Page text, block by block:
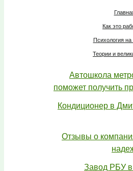
Как это
Психология на
Теории и
Автошкола
поможет получить
Кондиционер в
Отзывы о
Завод РБУ в